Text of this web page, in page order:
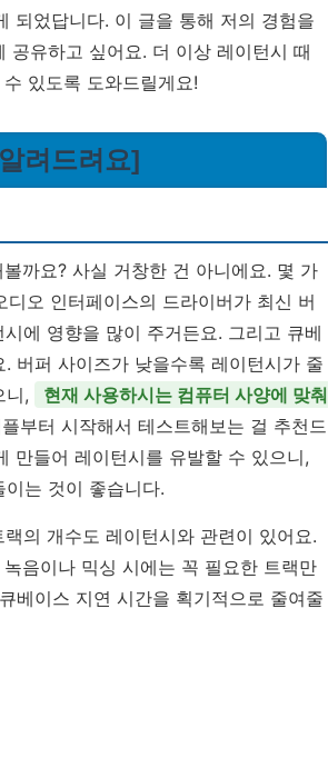
되었답니다. 이 글을 통해 저의 경험을
공유하고 싶어요. 더 이상 레이턴시 때
있도록 도와드릴게요!
려드려요]
까요? 사실 거창한 건 아니에요. 몇 가
오 인터페이스의 드라이버가 최신 버
에 영향을 많이 주거든요. 그리고 큐베
버퍼 사이즈가 낮을수록 레이턴시가 줄
니,
현재 사용하시는 컴퓨터 사양에 맞춰
부터 시작해서 테스트해보는 걸 추천드
만들어 레이턴시를 유발할 수 있으니,
는 것이 좋습니다.
의 개수도 레이턴시와 관련이 있어요.
음이나 믹싱 시에는 꼭 필요한 트랙만
베이스 지연 시간을 획기적으로 줄여줄